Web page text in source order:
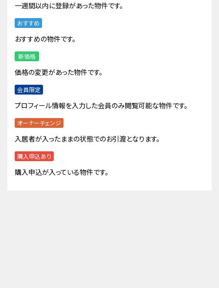
一週間以内に登録があった物件です。
おすすめ
おすすめの物件です。
新価格
価格の変更があった物件です。
会員限定
プロフィール情報を入力した会員のみ閲覧可能な物件です。
オーナーチェンジ
入居者が入ったままの状態でのお引渡となります。
購入申込あり
購入申込が入っている物件です。